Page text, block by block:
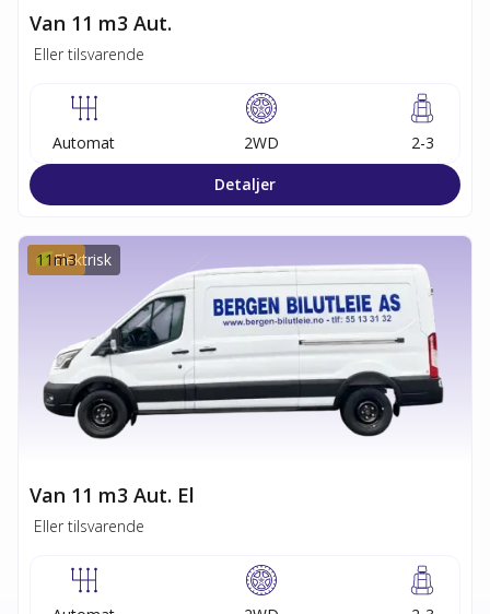
Van 11 m3 Aut.
Eller tilsvarende
Automat 2WD
2-3
Detaljer
Elektrisk
11m3
Van 11 m3 Aut. El
Eller tilsvarende